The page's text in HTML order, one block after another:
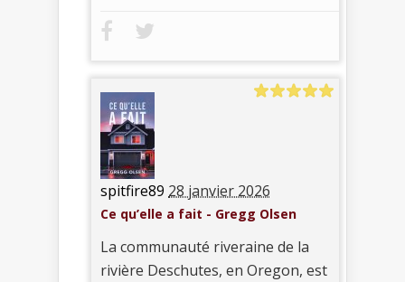
spitfire89 28 janvier 2026
Ce qu’elle a fait - Gregg Olsen
La communauté riveraine de la
rivière Deschutes, en Oregon, est